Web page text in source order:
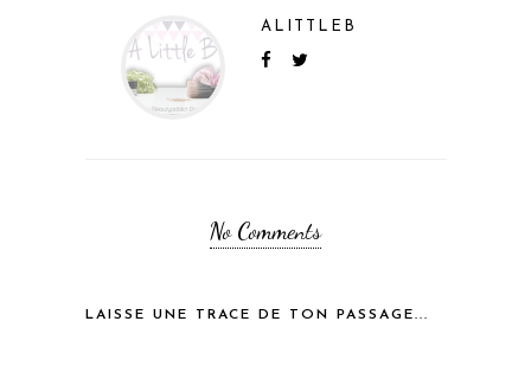
ALITTLEB
No Comments
LAISSE UNE TRACE DE TON PASSAGE...